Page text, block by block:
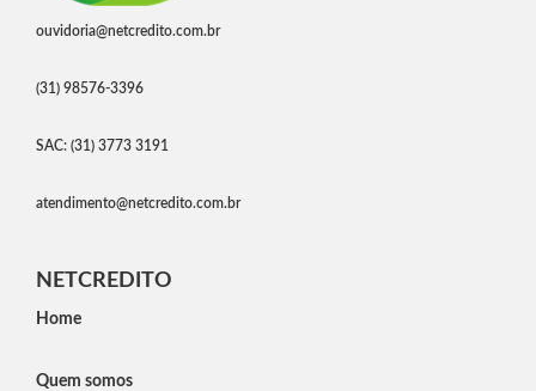
ouvidoria@netcredito.com.br
(31) 98576-3396
SAC: (31) 3773 3191
atendimento@netcredito.com.br
NETCREDITO
Home
Quem somos